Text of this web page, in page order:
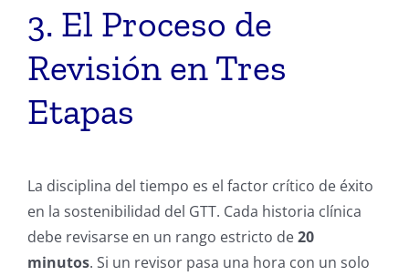
3. El Proceso de
Revisión en Tres
Etapas
La disciplina del tiempo es el factor crítico de éxito
en la sostenibilidad del GTT. Cada historia clínica
debe revisarse en un rango estricto de20
minutos. Si un revisor pasa una hora con un solo